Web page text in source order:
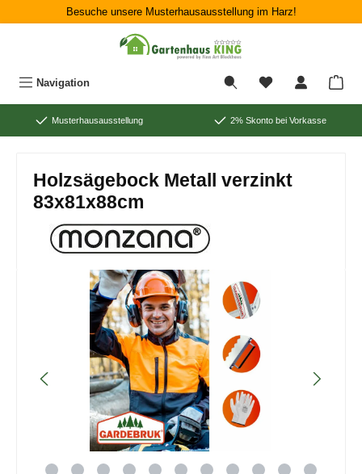
Zum Hauptinhalt springenBesuche unsere Musterhausausstellung im Harz!
Navigation
Musterhausausstellung 2% Skonto bei Vorkasse
Holzsägebock Metall verzinkt
83x81x88cm
Bildergalerie überspringen